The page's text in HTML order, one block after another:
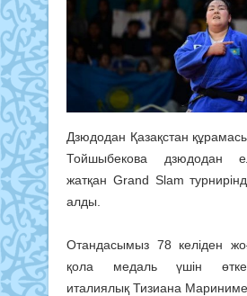
Дзюдодан Қазақстан
Тойшыбекова дзюдодан
жатқан Grand Slam
алды.
Отандасымыз 78 келіден
қола медаль үшін
италиялық Тизиана